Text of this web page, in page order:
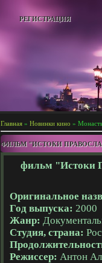
РЕГИСТРАЦИЯ
Главная » Новинки кино »
ФИЛЬМ "ИСТОКИ
фильм "Истоки
Оригинальное
Год выпуска: 2000
Жанр:
Студия, страна:
Режиссер: Антон